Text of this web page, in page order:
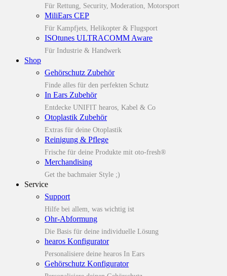
Für Rettung, Security, Moderation, Motorsport
MiliEars CEP
Für Kampfjets, Helikopter & Flugsport
ISOtunes ULTRACOMM Aware
Für Industrie & Handwerk
Shop
Gehörschutz Zubehör
Finde alles für den perfekten Schutz
In Ears Zubehör
Entdecke UNIFIT hearos, Kabel & Co
Otoplastik Zubehör
Extras für deine Otoplastik
Reinigung & Pflege
Frische für deine Produkte mit oto-fresh®
Merchandising
Get the bachmaier Style ;)
Service
Support
Hilfe bei allem, was wichtig ist
Ohr-Abformung
Die Basis für deine individuelle Lösung
hearos Konfigurator
Personalisiere deine hearos In Ears
Gehörschutz Konfigurator